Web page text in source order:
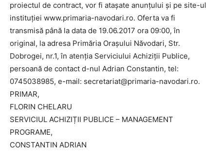
proiectul de contract, vor fi atașate anunțului și pe site-ul
instituției www.primaria-navodari.ro. Oferta va fi
transmisă până la data de 19.06.2017 ora 09:00, în
original, la adresa Primăria Orașului Năvodari, Str.
Dobrogei, nr.1, în atenția Serviciului Achiziții Publice,
persoană de contact d-nul Adrian Constantin, tel:
0745038985, e-mail: secretariat@primaria-navodari.ro.
PRIMAR,
FLORIN CHELARU
SERVICIUL ACHIZIȚII PUBLICE – MANAGEMENT
PROGRAME,
CONSTANTIN ADRIAN